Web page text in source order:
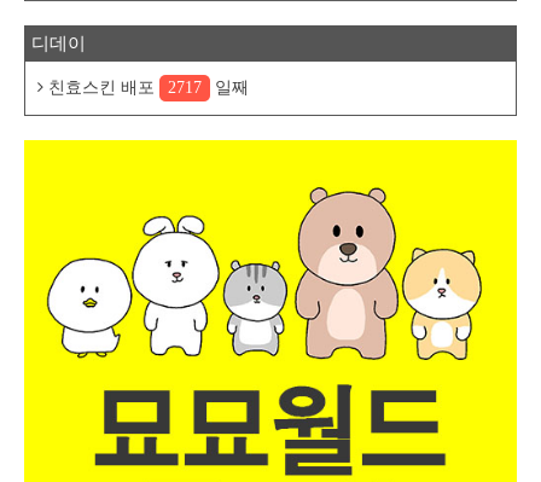
디데이
친효스킨 배포 2717 일째